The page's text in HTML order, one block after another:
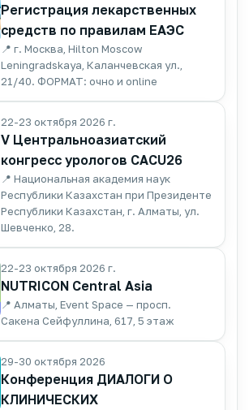
Регистрация лекарственных
средств по правилам ЕАЭС
📍 г. Москва, Hilton Moscow
Leningradskaya, Каланчевская ул.,
21/40. ФОРМАТ: очно и online
22-23 октября 2026 г.
V Центральноазиатский
конгресс урологов CACU26
📍 Национальная академия наук
Республики Казахстан при Президенте
Республики Казахстан, г. Алматы, ул.
Шевченко, 28.
22-23 октября 2026 г.
NUTRICON Central Asia
📍 Алматы, Event Space — просп.
Сакена Сейфуллина, 617, 5 этаж
29-30 октября 2026
Конференция ДИАЛОГИ О
КЛИНИЧЕСКИХ